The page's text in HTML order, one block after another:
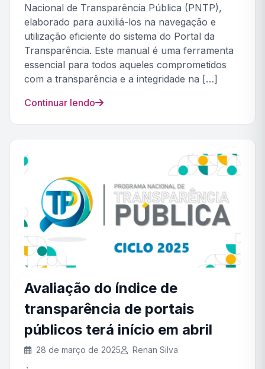
Nacional de Transparência Pública (PNTP),
elaborado para auxiliá-los na navegação e
utilização eficiente do sistema do Portal da
Transparência. Este manual é uma ferramenta
essencial para todos aqueles comprometidos
com a transparência e a integridade na […]
Continuar lendo
Avaliação do índice de
transparência de portais
públicos terá início em abril
28 de março de 2025 Renan Silva